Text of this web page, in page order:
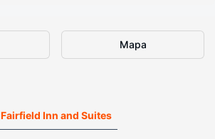
Mapa
Fairfield Inn and Suites